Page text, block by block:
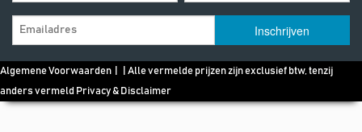
Algemene Voorwaarden | | Alle vermelde prijzen zijn exclusief btw, tenzij
anders vermeld Privacy & Disclaimer